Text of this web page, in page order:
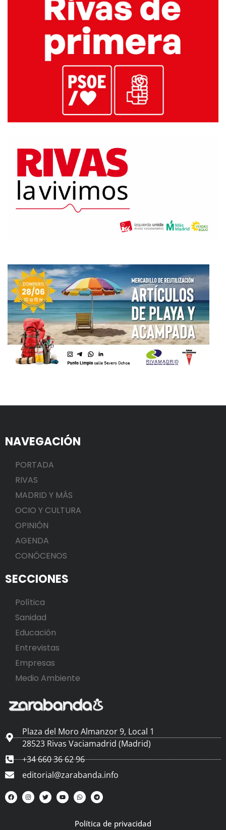
NAVEGACIÓN
PORTADA
RIVAS
MADRID Y MÁS
OCIO Y CULTURA
OPINIÓN
AGENDA
CONÓCENOS
SECCIONES
Política
Sanidad
Educación
Entrevistas
Empresas
Medio Ambiente
Plaza del Moro Almanzor 9, Local 1
28523 Rivas Vaciamadrid (Madrid)
+34 660 36 62 96
editorial@zarabanda.info
Política de privacidad